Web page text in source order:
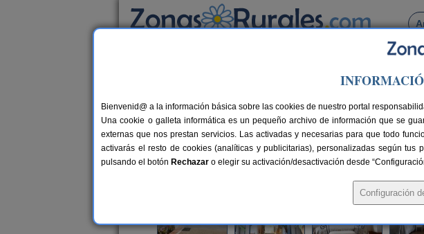
Busca por pueblo
El Real de la Jara> La Casa del Real
La Casa del Real
Casa Rural en El Real de la Jara (Sevilla)
Alquiler completo 2-6+4 plazas 79 km de Sevilla
Bienvenid@ a la información básica sobre las cookies de nuestro portal
Una cookie o galleta informática es un pequeño archivo de información que se
externas que nos prestan servicios. Las activadas y necesarias para que todo
activarás el resto de cookies (analíticas y publicitarias), personalizadas según
pulsando el botón Rechazar o elegir su activación/desactivación desde